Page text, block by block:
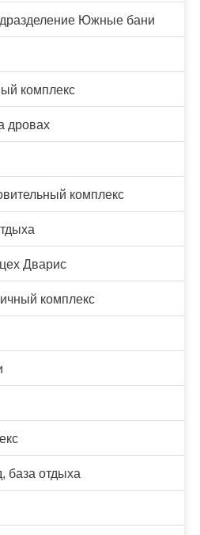
Южные бани
комплекс
дровах
комплекс
Дварис
комплекс
база отдыха